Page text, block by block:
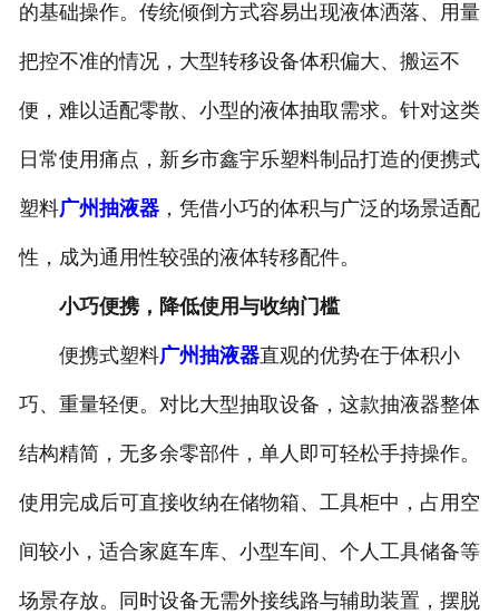
的基础操作。传统倾倒方式容易出现液体洒落、用量
把控不准的情况，大型转移设备体积偏大、搬运不
便，难以适配零散、小型的液体抽取需求。针对这类
日常使用痛点，新乡市鑫宇乐塑料制品打造的便携式
塑料广州抽液器，凭借小巧的体积与广泛的场景适配
性，成为通用性较强的液体转移配件。
小巧便携，降低使用与收纳门槛
便携式塑料广州抽液器直观的优势在于体积小
巧、重量轻便。对比大型抽取设备，这款抽液器整体
结构精简，无多余零部件，单人即可轻松手持操作。
使用完成后可直接收纳在储物箱、工具柜中，占用空
间较小，适合家庭车库、小型车间、个人工具储备等
场景存放。同时设备无需外接线路与辅助装置，摆脱